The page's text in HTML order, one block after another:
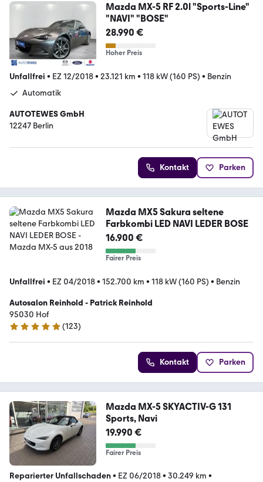
Mazda MX-5 RF 2.0l "Sports-Line"
"NAVI" "BOSE"
28.990 €
Hoher Preis
Unfallfrei • EZ 12/2018• 23.121 km • 118 kW (160 PS) • Benzin
Automatik
AUTOTEWES GmbH
12247 Berlin
Kontakt Parken
Mazda MX5 Sakura seltene
Farbkombi LED NAVI LEDER BOSE
16.900 €
Fairer Preis
Unfallfrei • EZ 04/2018• 152.700 km • 118 kW (160 PS) • Benzin
Autosalon Reinhold - Patrick Reinhold
95030 Hof
5 Sterne
(123)
Kontakt Parken
Mazda MX-5 SKYACTIV-G 131
Sports, Navi
19.990 €
Fairer Preis
Reparierter Unfallschaden• EZ 06/2018• 30.249 km •